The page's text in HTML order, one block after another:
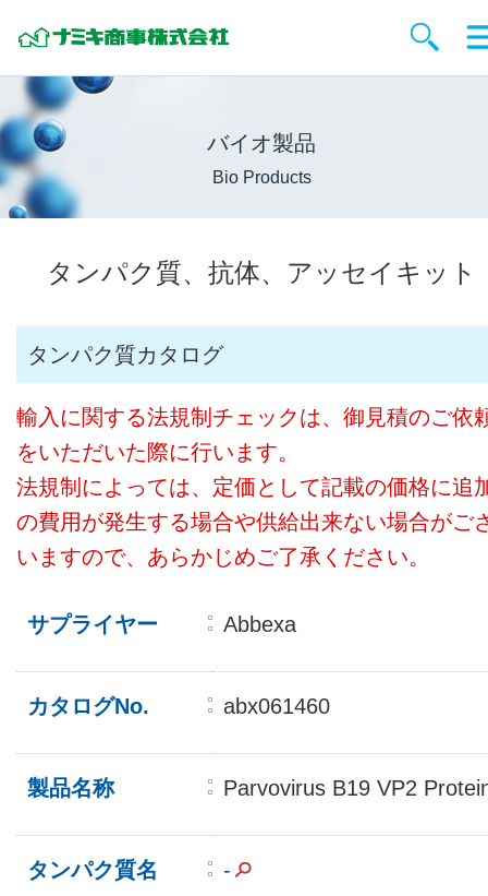
バイオ製品
Bio Products
タンパク質、抗体、アッセイキット
タンパク質カタログ
輸入に関する法規制チェックは、御見積のご依
をいただいた際に行います。
法規制によっては、定価として記載の価格に追
の費用が発生する場合や供給出来ない場合がご
いますので、あらかじめご了承ください。
サプライヤー Abbexa
カタログNo. abx061460
製品名称 Parvovirus B19 VP2
タンパク質名 -